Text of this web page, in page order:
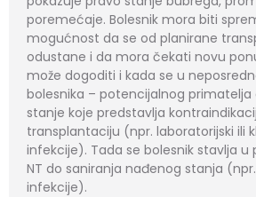
poremećaje. Bolesnik mora biti
mogućnost da se od planirane
odustane i da mora čekati novu
može dogoditi i kada se u
bolesnika – potencijalnog primatelja
stanje koje predstavlja
transplantaciju (npr. laboratorijski ili
infekcije). Tada se bolesnik stavlja u
NT do saniranja nađenog stanja
infekcije).